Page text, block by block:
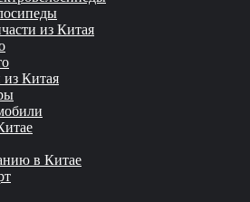
из Китая
Китая
в Китае